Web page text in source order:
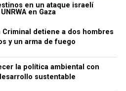
en un ataque israelí
en Gaza
detiene a dos hombres
y un arma de fuego
la política ambiental con
sustentable